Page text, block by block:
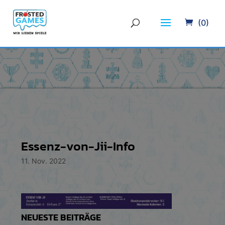
(0)
Essenz-von-Jii-Info
11. Nov. 2022
NEUESTE BEITRÄGE